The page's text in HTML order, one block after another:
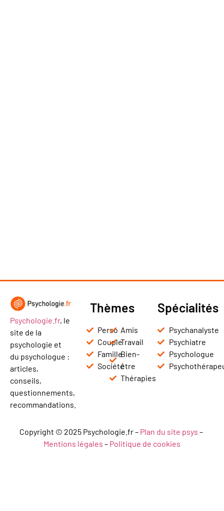
Psychologie.fr, le
site de la
psychologie et
du psychologue :
articles,
conseils,
questionnements,
recommandations.
Thèmes
Perso
Couple
Famille
Société
Amis
Travail
Bien-
être
Thérapies
Spécialités
Psychanalyste
Psychiatre
Psychologue
Copyright © 2025 Psychologie.fr – Plan du site psys –
Mentions légales – Politique de cookies